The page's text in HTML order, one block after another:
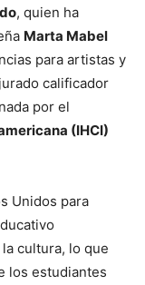
, quien ha
Marta Mabel
para artistas y
calificador
por el
(IHCI)
Unidos para
cultura, lo que
los estudiantes